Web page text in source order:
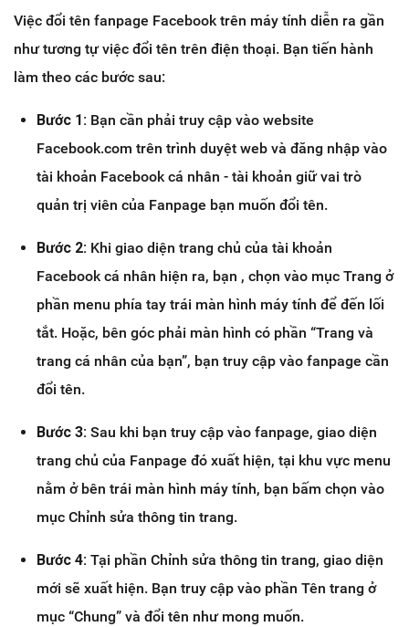
Việc đổi tên fanpage Facebook trên máy tính diễn ra gần
như tương tự việc đổi tên trên điện thoại. Bạn tiến hành
làm theo các bước sau:
Bước 1: Bạn cần phải truy cập vào website
Facebook.com trên trình duyệt web và đăng nhập vào
tài khoản Facebook cá nhân - tài khoản giữ vai trò
quản trị viên của Fanpage bạn muốn đổi tên.
Bước 2: Khi giao diện trang chủ của tài khoản
Facebook cá nhân hiện ra, bạn , chọn vào mục Trang ở
phần menu phía tay trái màn hình máy tính để đến lối
tắt. Hoặc, bên góc phải màn hình có phần “Trang và
trang cá nhân của bạn”, bạn truy cập vào fanpage cần
đổi tên.
Bước 3: Sau khi bạn truy cập vào fanpage, giao diện
trang chủ của Fanpage đó xuất hiện, tại khu vực menu
nằm ở bên trái màn hình máy tính, bạn bấm chọn vào
mục Chỉnh sửa thông tin trang.
Bước 4: Tại phần Chỉnh sửa thông tin trang, giao diện
mới sẽ xuất hiện. Bạn truy cập vào phần Tên trang ở
mục “Chung” và đổi tên như mong muốn.